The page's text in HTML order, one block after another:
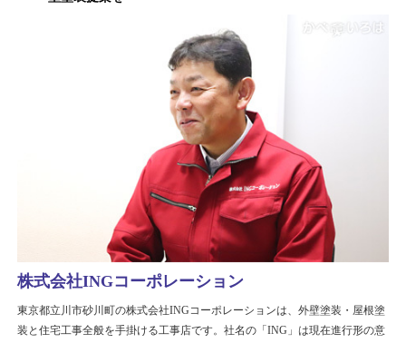
株式会社INGコーポレーション
東京都立川市砂川町の株式会社INGコーポレーションは、外壁塗装・屋根塗
装と住宅工事全般を手掛ける工事店です。社名の「ING」は現在進行形の意